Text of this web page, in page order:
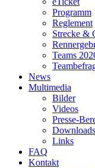
Programm
Reglement
Strecke &
Teams
News
Multimedia
Bilder
Videos
Presse-
Downloads
Links
FAQ
Kontakt